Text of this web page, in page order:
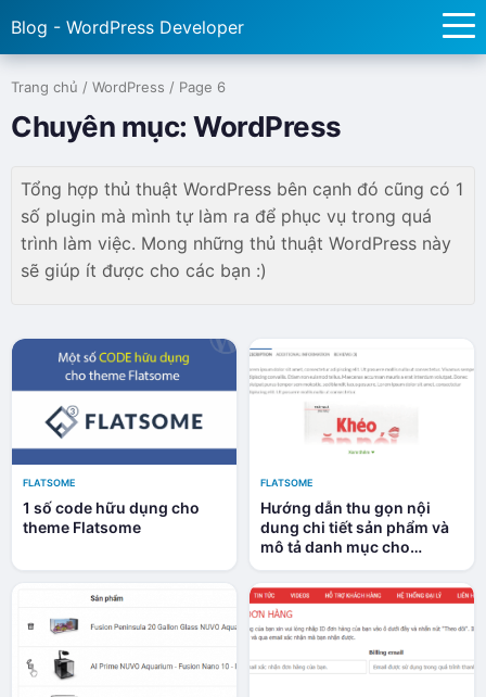
Blog - WordPress Developer
Trang chủ / WordPress / Page 6
Chuyên mục: WordPress
Tổng hợp thủ thuật WordPress bên cạnh đó cũng có 1
số plugin mà mình tự làm ra để phục vụ trong quá
trình làm việc. Mong những thủ thuật WordPress này
sẽ giúp ít được cho các bạn :)
FLATSOME
1 số code hữu dụng cho
theme Flatsome
FLATSOME
Hướng dẫn thu gọn nội
dung chi tiết sản phẩm và
mô tả danh mục cho